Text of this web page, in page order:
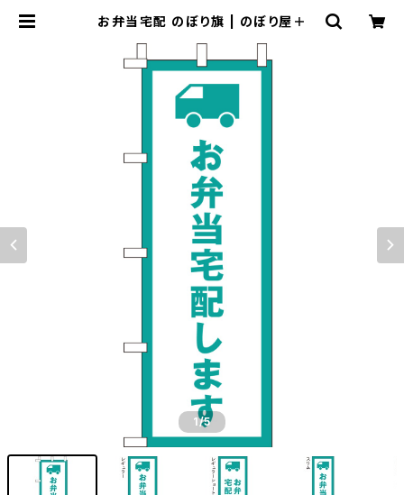
お弁当宅配 のぼり旗 | のぼり屋＋
1/5